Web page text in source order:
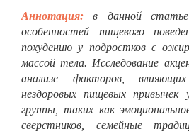
Аннотация: в данной статье
особенностей пищевого
похудению у подростков с
массой тела. Исследование
анализе факторов,
нездоровых пищевых привычек
группы, таких как
сверстников, семейные